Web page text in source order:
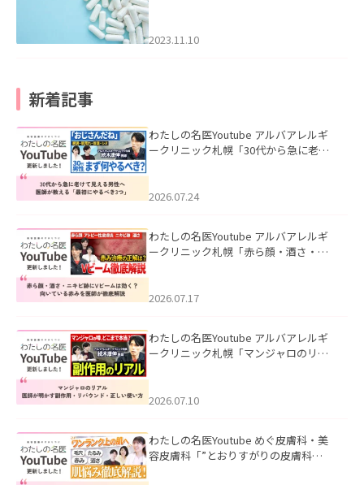
2023.11.10
新着記事
わたしの名医Youtube アルバアレルギ
ークリニック札幌「30代から急に老け
た。
2026.07.24
わたしの名医Youtube アルバアレルギ
ークリニック札幌「赤ら顔・酒さ・ニ
した。
2026.07.17
わたしの名医Youtube アルバアレルギ
ークリニック札幌「マンジャロのリア
た。
2026.07.10
わたしの名医Youtube めぐ皮膚科・美
容皮膚科「”とおりすがりの皮膚科